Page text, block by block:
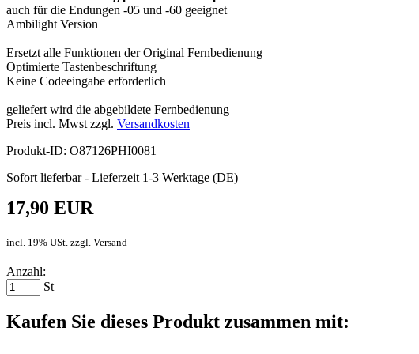
auch für die Endungen -05 und -60 geeignet
Ambilight Version
Ersetzt alle Funktionen der Original Fernbedienung
Optimierte Tastenbeschriftung
Keine Codeeingabe erforderlich
geliefert wird die abgebildete Fernbedienung
Preis incl. Mwst zzgl. Versandkosten
Produkt-ID: O87126PHI0081
Sofort lieferbar - Lieferzeit 1-3 Werktage (DE)
17,90 EUR
incl. 19% USt. zzgl. Versand
Anzahl:
St
Kaufen Sie dieses Produkt zusammen mit: